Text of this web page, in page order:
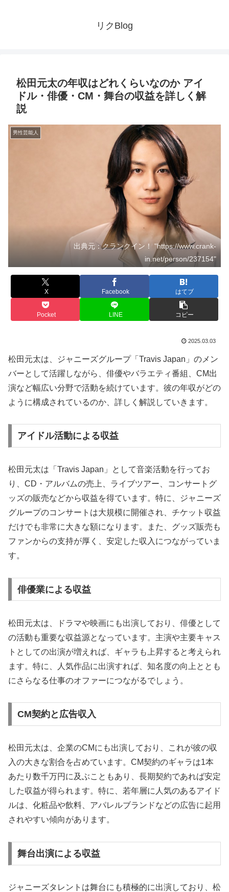
リクBlog
松田元太の年収はどれくらいなのか アイ
ドル・俳優・CM・舞台の収益を詳しく解
説
男性芸能人
出典元：クランクイン！ "https://www.crank-
in.net/person/237154"
X Facebook はてブ
Pocket LINE コピー
2025.03.03
松田元太は、ジャニーズグループ「Travis Japan」のメン
バーとして活躍しながら、俳優やバラエティ番組、CM出
演など幅広い分野で活動を続けています。彼の年収がどの
ように構成されているのか、詳しく解説していきます。
アイドル活動による収益
松田元太は「Travis Japan」として音楽活動を行ってお
り、CD・アルバムの売上、ライブツアー、コンサートグ
ッズの販売などから収益を得ています。特に、ジャニーズ
グループのコンサートは大規模に開催され、チケット収益
だけでも非常に大きな額になります。また、グッズ販売も
ファンからの支持が厚く、安定した収入につながっていま
す。
俳優業による収益
松田元太は、ドラマや映画にも出演しており、俳優として
の活動も重要な収益源となっています。主演や主要キャス
トとしての出演が増えれば、ギャラも上昇すると考えられ
ます。特に、人気作品に出演すれば、知名度の向上ととも
にさらなる仕事のオファーにつながるでしょう。
CM契約と広告収入
松田元太は、企業のCMにも出演しており、これが彼の収
入の大きな割合を占めています。CM契約のギャラは1本
あたり数千万円に及ぶこともあり、長期契約であれば安定
した収益が得られます。特に、若年層に人気のあるアイド
ルは、化粧品や飲料、アパレルブランドなどの広告に起用
されやすい傾向があります。
舞台出演による収益
ジャニーズタレントは舞台にも積極的に出演しており、松